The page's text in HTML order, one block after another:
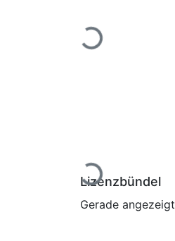
Lade...
Lade...
Lizenzbündel
Gerade angezeigt